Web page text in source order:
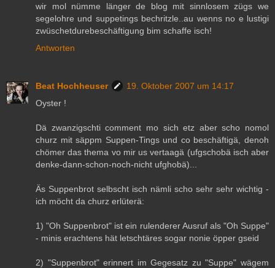
wir mol nümme länger de blog mit sinnlosem zügs we
segelohre und suppetings bechritzle..au wenns no e lustigi
zwüschetdurebeschäftigung bim schaffe isch!
Antworten
Beat Hochheuser
19. Oktober 2007 um 14:17
Oyster !
Dä zwanzigschti comment mo sich etz aber scho nomol
churz mit säppm Suppen-Tings und co beschäftigä, denoh
chömer das thema vo mir us vertaagä (ufgschobä isch aber
denke-dann-schon-noch-nicht ufghobä)...
Äs Suppenbrot selbscht isch nämli scho sehr sehr wichtig -
ich möcht da churz erlüterä:
1) "Oh Suppenbrot" ist ein rulenderer Ausruf als "Oh Suppe"
- minis erachtens hät letschtäres sogar nonie öpper gseid
2) "Suppenbrot" erinnert im Gegesatz zu "Suppe" wägem